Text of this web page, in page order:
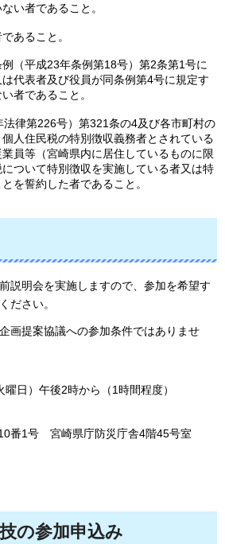
い者であること。
あること。
（平成23年条例第18号）第2条第1号に
代表者及び役員が同条例第4号に規定す
者であること。
律第226号）第321条の4及び各市町村の
人住民税の特別徴収義務者とされている
員等（宮崎県内に居住しているものに限
ついて特別徴収を実施している者又は特
を誓約した者であること。
説明会を実施しますので、参加を希望す
ださい。
画提案協議への参加条件ではありませ
日）午後2時から（1時間程度）
番1号
宮崎県庁防災庁舎4階45号室
の参加申込み